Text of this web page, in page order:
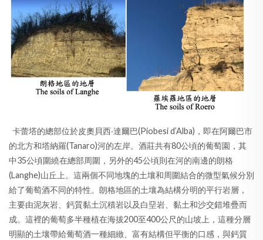
卡蕾塔的總部位於皮奧貝西‧達爾巴(Piobesi d’Alba)，即在阿爾巴市
的北方和塔納羅(Tanaro)河的左岸。酒莊共有80公頃的葡萄園，其
中35公頃圍繞在總部周圍，另外的45公頃則在河的南邊的朗格
(Langhe)山丘上。這兩個不同地塊的土壤和周圍結合的微型氣候分別
給了葡萄酒不同的特性。朗格地區的土壤為結構分明的平行岩層，
主要由泥灰岩、鈣質黏土沉積岩以及白堊岩、黏土和沙交錯堆疊而
成。這裡的葡萄多半種植在海拔200至400公尺的山坡上，這種分層
明顯的土壤帶給葡萄酒一種細緻、富有結構但平衡的口感，與鈣質